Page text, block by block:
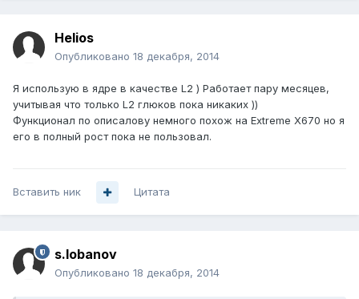
Helios
Опубликовано 18 декабря, 2014
Я использую в ядре в качестве L2 ) Работает пару месяцев,
учитывая что только L2 глюков пока никаких ))
Функционал по описалову немного похож на Extreme X670 но я
его в полный рост пока не пользовал.
Вставить ник Цитата
s.lobanov
Опубликовано 18 декабря, 2014